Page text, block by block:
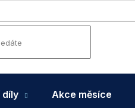
díly Akce měsíce